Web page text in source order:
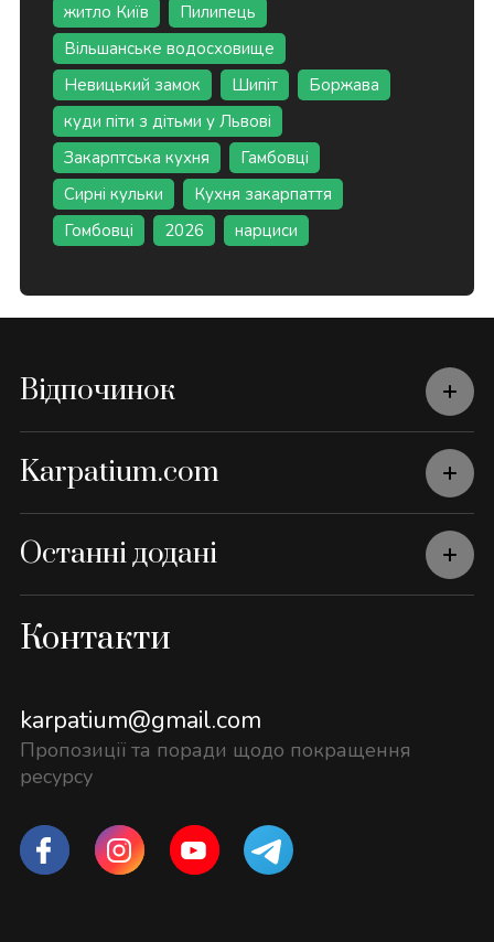
житло Київ
Пилипець
Вільшанське водосховище
Невицький замок
Шипіт
Боржава
куди піти з дітьми у Львові
Закарптська кухня
Гамбовці
Сирні кульки
Кухня закарпаття
Гомбовці
2026 нарциси
Відпочинок
Karpatium.com
Останні додані
Контакти
karpatium@gmail.com
Пропозиції та поради щодо покращення
ресурсу